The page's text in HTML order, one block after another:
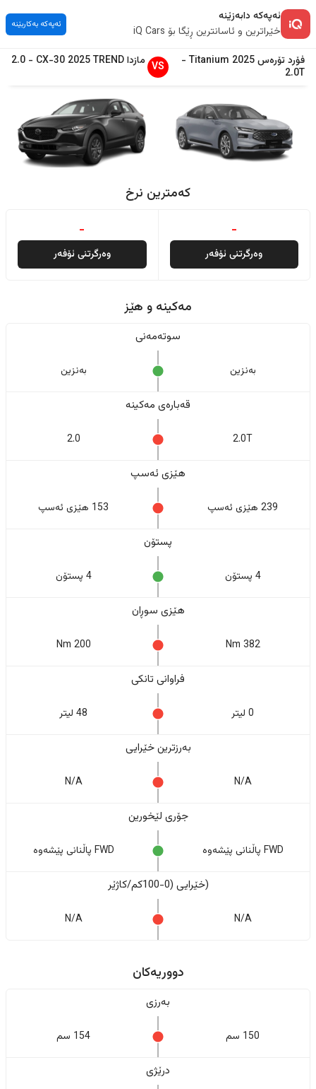
ئەپەکە دابەزێنە
خێراترین و ئاسانترین ڕێگا بۆ iQ Cars
ئەپەکە بەکاربێنە
فۆردتۆرەس2025
Titanium
-
2.0T
VS مازدا CX-30 2025TREND
-
2.0
کەمترین نرخ
-
وەرگرتنی ئۆفەر
-
وەرگرتنی ئۆفەر
مەکینە و هێز
سوتەمەنی
بەنزین بەنزین
قەبارەی مەکینە
2.0T
2.0
هێزی ئەسپ
239 هێزی ئەسپ 153 هێزی ئەسپ
پستۆن
4 پستۆن 4 پستۆن
هێزی سوڕان
382 Nm
200 Nm
فراوانی تانکی
0 لیتر 48 لیتر
بەرزترین خێرایی
N/A
N/A
جۆری لێخورین
FWD پاڵنانی پێشەوە FWD پاڵنانی پێشەوە
(خێرایی (0-100کم/کاژێر
N/A
N/A
دووریەکان
بەرزی
150 سم 154 سم
درێژی